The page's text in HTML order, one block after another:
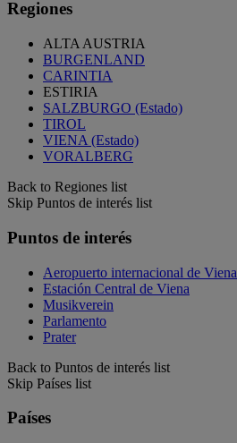
Regiones
ALTA AUSTRIA
BURGENLAND
CARINTIA
ESTIRIA
SALZBURGO (Estado)
TIROL
VIENA (Estado)
VORALBERG
Back to Regiones list
Skip Puntos de interés list
Puntos de interés
Aeropuerto internacional de Viena
Estación Central de Viena
Musikverein
Parlamento
Prater
Back to Puntos de interés list
Skip Países list
Países